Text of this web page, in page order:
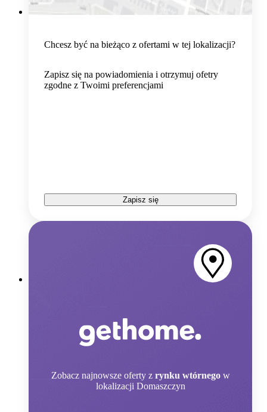
Chcesz być na bieżąco z ofertami w tej lokalizacji?
Zapisz się na powiadomienia i otrzymuj ofetry
zgodne z Twoimi preferencjami
Zapisz się
Zobacz najnowsze oferty z rynku wtórnego w
lokalizacji Domaszczyn